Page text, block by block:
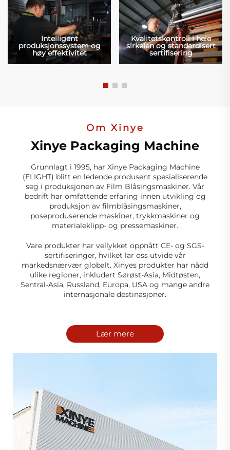
Intelligent
produksjonssystem og
høy effektivitet
Kvalitetskontroll i hele
sirkelen og standardisert
sertifisering
Om Xinye
Xinye Packaging Machine
Grunnlagt i 1995, har Xinye Packaging Machine
(ELIGHT) blitt en ledende produsent spesialiserende
seg i produksjonen av Film Blåsingsmaskiner. Vår
bedrift har omfattende erfaring innen utvikling og
produksjon av filmblåsingsmaskiner,
poseproduserende maskiner, trykkmaskiner og
materialeklipp- og pressemaskiner.
Vare produkter har vellykket oppnått CE- og SGS-
sertifiseringer, hvilket lar oss utvide vår
markedsnærvær globalt. Xinyes produkter har nådd
ulike regioner, inkludert Sørøst-Asia, Midtøsten,
Sentral-Asia, Russland, Europa, USA og mange andre
internasjonale destinasjoner.
Lær mere